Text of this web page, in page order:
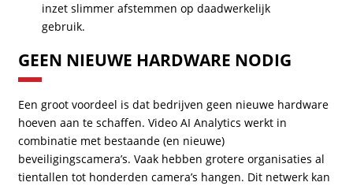
inzet slimmer afstemmen op daadwerkelijk
gebruik.
GEEN NIEUWE HARDWARE NODIG
Een groot voordeel is dat bedrijven geen nieuwe hardware
hoeven aan te schaffen. Video AI Analytics werkt in
combinatie met bestaande (en nieuwe)
beveiligingscamera’s. Vaak hebben grotere organisaties al
tientallen tot honderden camera’s hangen. Dit netwerk kan